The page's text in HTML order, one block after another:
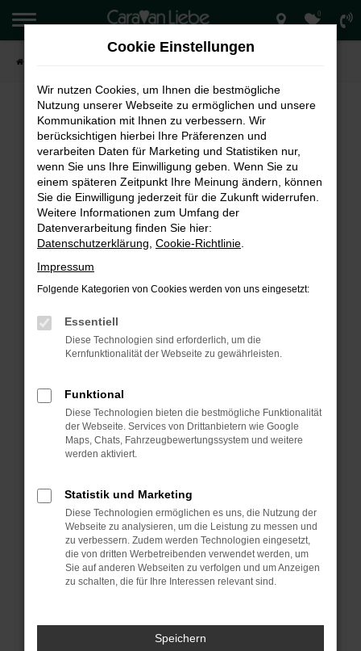
Zum
Hauptinhalt
springen
0
FEHLER: NETWORK ERROR
Beim Laden ist ein Fehler aufgetreten.
Hier sind ein paar Tipps, die dir helfen können:
Überprüfe deine Firewall und deine
Internetverbindung.
Laden andere Webseiten, zum Beispiel deine
Suchmaschine?
Prüfe deine Browsererweiterungen.
können das Laden bestimmter Seiten
verhindern. Funktioniert die Seite in einem
Starte dein Gerät neu.
Das kann manchmal helfen, vorübergehende
Probleme zu beheben.
sind.
Veraltete Software birgt nicht nur ein
Sicherheitsrisiko, sondern kann auch dazu
führen, dass bestimmte Funktionen nicht mehr
unterstützt werden.
hast, kontaktiere uns bitte. Wir werden
Cookie Einstellungen
Wir nutzen Cookies, um Ihnen die bestmögliche
Nutzung unserer Webseite zu ermöglichen und unsere
Kommunikation mit Ihnen zu verbessern. Wir
berücksichtigen hierbei Ihre Präferenzen und
verarbeiten Daten für Marketing und Statistiken nur,
wenn Sie uns Ihre Einwilligung geben. Wenn Sie zu
einem späteren Zeitpunkt Ihre Meinung ändern, können
Sie die Einwilligung jederzeit für die Zukunft widerrufen.
Weitere Informationen zum Umfang der
Datenverarbeitung finden Sie hier:
Datenschutzerklärung Cookie-Richtlinie
Impressum
Folgende Kategorien von Cookies werden von uns eingesetzt:
Essentiell
Diese Technologien sind erforderlich, um die
Kernfunktionalität der Webseite zu gewährleisten.
Funktional
Diese Technologien bieten die bestmögliche Funktionalität
der Webseite. Services von Drittanbietern wie Google
Maps, Chats, Fahrzeugbewertungssystem und weitere
werden aktiviert.
Statistik und Marketing
Diese Technologien ermöglichen es uns, die Nutzung der
Webseite zu analysieren, um die Leistung zu messen und
zu verbessern. Zudem werden Technologien eingesetzt,
die von dritten Werbetreibenden verwendet werden, um
Sie auf anderen Webseiten zu verfolgen und um Anzeigen
zu schalten, die für Ihre Interessen relevant sind.
Speichern